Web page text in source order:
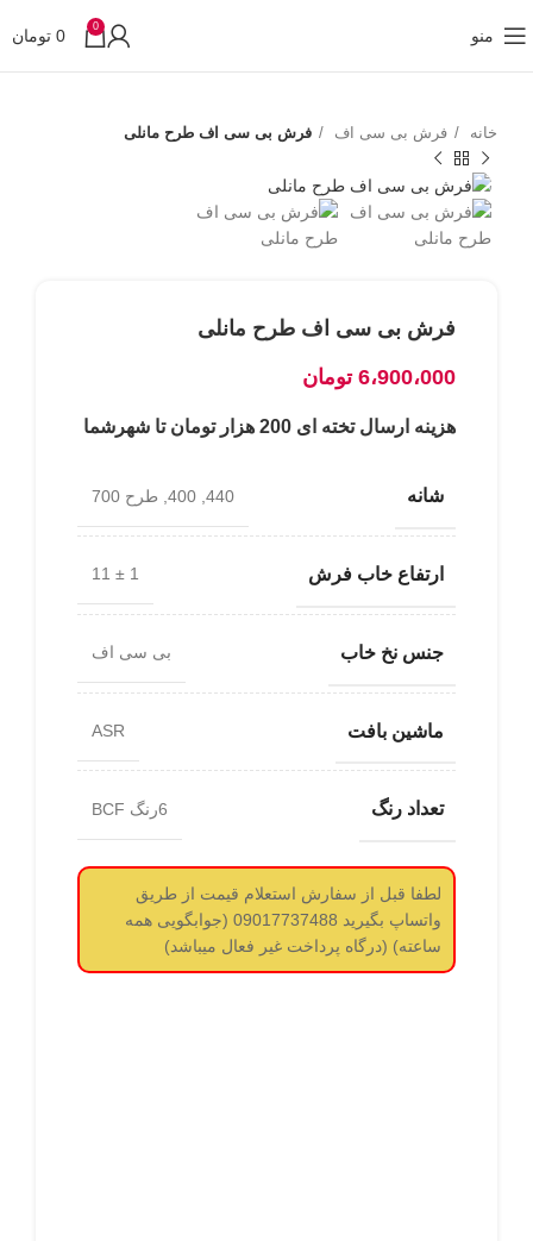
منو 0
0 تومان
خانه فرش بی سی اف فرش بی سی اف طرح مانلی
فرش بی سی اف طرح مانلی
6،900،000 تومان
هزینه ارسال تخته ای 200 هزار تومان تا شهرشما
شانه 440, 400, طرح 700
ارتفاع خاب فرش 1 ± 11
جنس نخ خاب بی سی اف
ماشین بافت ASR
تعداد رنگ 6رنگ BCF
لطفا قبل از سفارش استعلام قیمت از طریق
واتساپ بگیرید 09017737488 (جوابگویی همه
ساعته) (درگاه پرداخت غیر فعال میباشد)